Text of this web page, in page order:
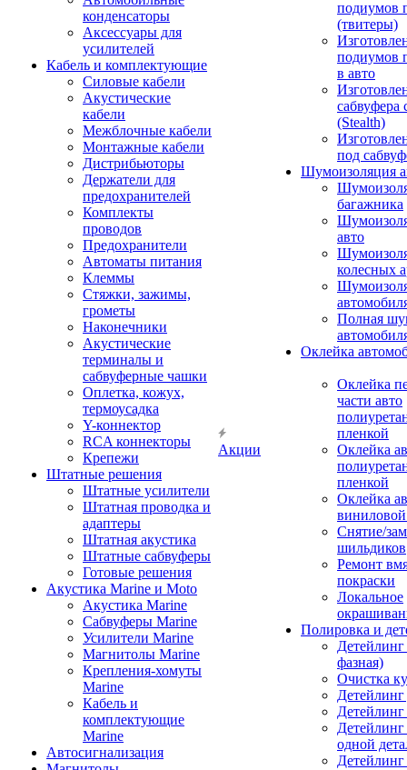
конденсаторы
Аксессуары для
усилителей
Кабель и комплектующие
Силовые кабели
Акустические
кабели
Межблочные кабели
Монтажные кабели
Дистрибьюторы
Держатели для
предохранителей
Комплекты
проводов
Предохранители
Автоматы питания
Клеммы
Стяжки, зажимы,
грометы
Наконечники
Акустические
терминалы и
сабвуферные чашки
Оплетка, кожух,
термоусадка
Y-коннектор
RCA коннекторы
Крепежи
Штатные решения
Штатные усилители
Штатная проводка и
адаптеры
Штатная акустика
Штатные сабвуферы
Готовые решения
Акустика Marine и Moto
Акустика Marine
Сабвуферы Marine
Усилители Marine
Магнитолы Marine
Крепления-хомуты
Marine
Кабель и
комплектующие
Marine
Автосигнализация
Акции
подиумов
(твитеры)
подиумов
в авто
сабвуфера
(Stealth)
под
Шумоизоляция
багажника
авто
колесных
Полная
Оклейка
Оклейка
части авто
пленкой
Оклейка
пленкой
Оклейка
Снятие/
шильдиков
Ремонт
покраски
Локальное
Полировка и
фазная)
Очистка
Детейлинг
одной